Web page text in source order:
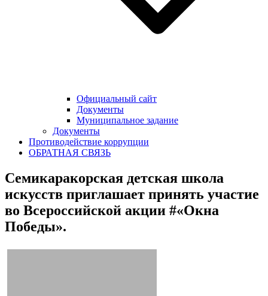
Официальный сайт
Документы
Муниципальное задание
Документы
Противодействие коррупции
ОБРАТНАЯ СВЯЗЬ
Семикаракорская детская школа
искусств приглашает принять участие
во Всероссийской акции #«Окна
Победы».